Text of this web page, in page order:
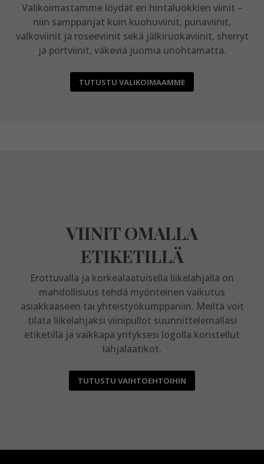
Valikoimastamme löydät eri hintaluokkien viinit –
niin samppanjat kuin kuohuviinit, punaviinit,
valkoviinit ja roseeviinit sekä jälkiruokaviinit, sherryt
ja portviinit, väkeviä juomia unohtamatta.
TUTUSTU VALIKOIMAAMME
VIINIT OMALLA
ETIKETILLÄ
Erottuvalla ja korkealaatuisella liikelahjalla on
mahdollisuus tehdä myönteinen vaikutus
asiakkaaseen tai yhteistyökumppaniin. Meiltä voit
tilata liikelahjaksi viinipullot suunnittelemallasi
etiketillä ja vaikkapa yrityksesi logolla koristellut
lahjalaatikot.
TUTUSTU VAIHTOEHTOIHIN